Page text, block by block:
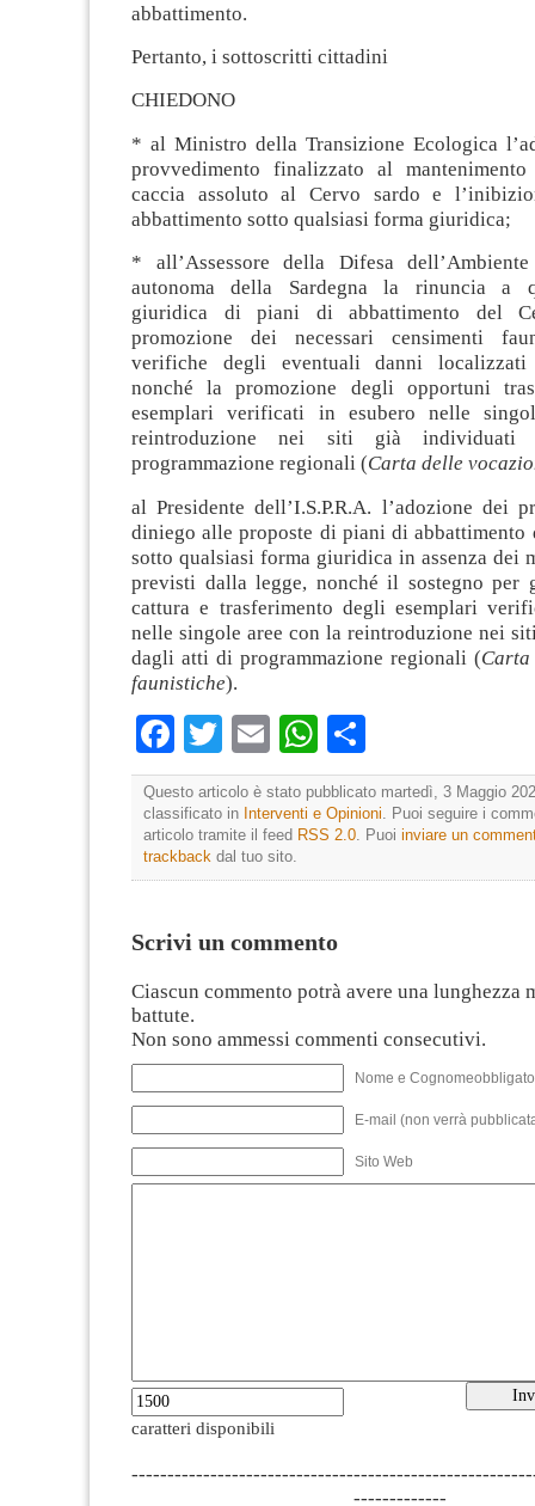
abbattimento.
Pertanto, i sottoscritti cittadini
CHIEDONO
* al Ministro della Transizione Ecologica
provvedimento finalizzato al
caccia assoluto al Cervo sardo e
abbattimento sotto qualsiasi forma giuridica;
* all’Assessore della Difesa
autonoma della Sardegna la rinuncia a
giuridica di piani di abbattimento del
promozione dei necessari censimenti
verifiche degli eventuali danni localizzati
nonché la promozione degli opportuni
esemplari verificati in esubero nelle
reintroduzione nei siti già
programmazione regionali (Carta delle
al Presidente dell’I.S.P.R.A. l’adozione dei
diniego alle proposte di piani di abbattimento
sotto qualsiasi forma giuridica in assenza dei
previsti dalla legge, nonché il sostegno
cattura e trasferimento degli esemplari
nelle singole aree con la reintroduzione nei
dagli atti di programmazione regionali (
faunistiche).
Facebook
TwitterEmailWhatsApp
Questo articolo è stato pubblicato martedì, 3 Maggio
classificato in Interventi e Opinioni . Puoi seguire i
articolo tramite il feed RSS 2.0 . Puoi inviare un
trackback dal tuo sito.
Scrivi un commento
Ciascun commento potrà avere una lunghezza
battute.
Non sono ammessi commenti consecutivi.
Nome e
E-mail (non verrà
Sito Web
caratteri disponibili
-------------